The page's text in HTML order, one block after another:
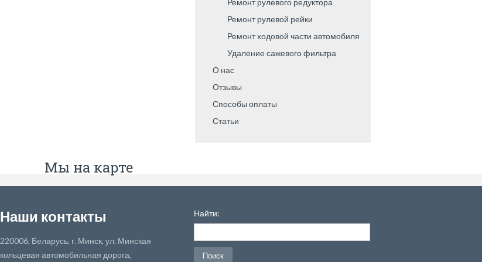
Ремонт рулевого редуктора
Ремонт рулевой рейки
Ремонт ходовой части автомобиля
Удаление сажевого фильтра
О нас
Отзывы
Способы оплаты
Статьи
Мы на карте
Наши контакты
220006, Беларусь, г. Минск, ул. Минская
кольцевая автомобильная дорога,
Найти: